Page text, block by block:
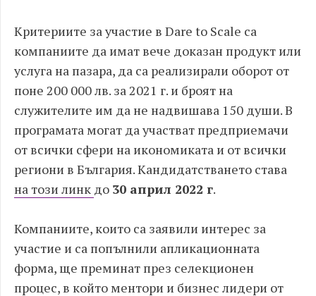
Критериите за участие в Dare to Scale са
компаниите да имат вече доказан продукт или
услуга на пазара, да са реализирали оборот от
поне 200 000 лв. за 2021 г. и броят на
служителите им да не надвишава 150 души. В
програмата могат да участват предприемачи
от всички сфери на икономиката и от всички
региони в България. Кандидатстването става
на този линк до 30 април 2022 г.
Компаниите, които са заявили интерес за
участие и са попълнили апликационната
форма, ще преминат през селекционен
процес, в който ментори и бизнес лидери от